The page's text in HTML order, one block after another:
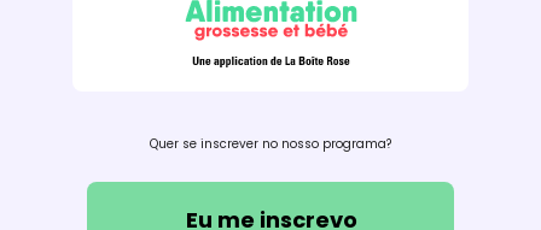
Quer se inscrever no nosso programa?
Eu me inscrevo